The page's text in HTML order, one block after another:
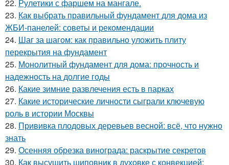
22. Рулетики с фаршем на мангале.
23. Как выбрать правильный фундамент для дома из
ЖБИ-панелей: советы и рекомендации
24. Шаг за шагом: как правильно уложить плиту
перекрытия на фундамент
25. Монолитный фундамент для дома: прочность и
надежность на долгие годы
26. Какие зимние развлечения есть в парках
27. Какие исторические личности сыграли ключевую
роль в истории Москвы
28. Прививка плодовых деревьев весной: всё, что нужно
знать
29. Осенняя обрезка винограда: раскрытие секретов
30. Как высушить шиповник в духовке с конвекцией: